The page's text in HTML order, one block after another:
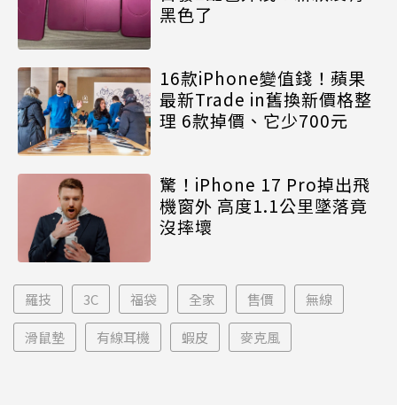
黑色了
16款iPhone變值錢！蘋果
最新Trade in舊換新價格整
理 6款掉價、它少700元
驚！iPhone 17 Pro掉出飛
機窗外 高度1.1公里墜落竟
沒摔壞
羅技 3C 福袋 全家 售價 無線
滑鼠墊 有線耳機 蝦皮 麥克風